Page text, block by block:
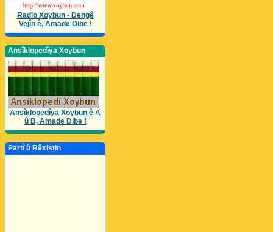
Radio Xoybun - Dengê
Vejîn ê, Amade Dibe !
Ansîklopedîya Xoybun
Ansîklopedîya Xoybun ê A
û B, Amade Dibe !
Partî û Rêxistin